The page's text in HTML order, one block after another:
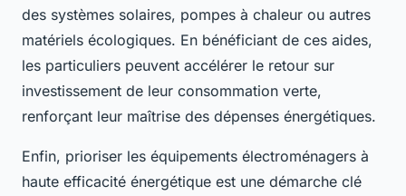
des systèmes solaires, pompes à chaleur ou autres
matériels écologiques. En bénéficiant de ces aides,
les particuliers peuvent accélérer le retour sur
investissement de leur consommation verte,
renforçant leur maîtrise des dépenses énergétiques.
Enfin, prioriser les équipements électroménagers à
haute efficacité énergétique est une démarche clé